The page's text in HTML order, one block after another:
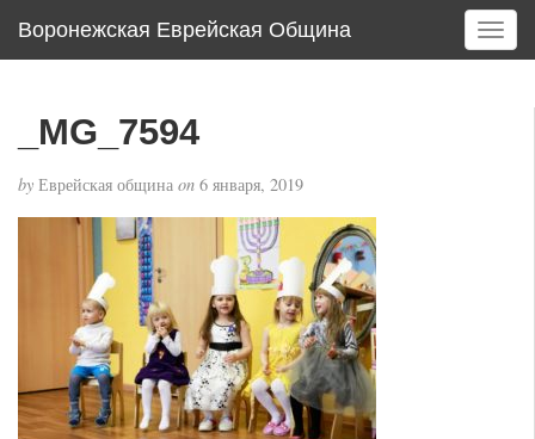
Воронежская Еврейская Община
T
o
_MG_7594
by Еврейская община on 6 января, 2019